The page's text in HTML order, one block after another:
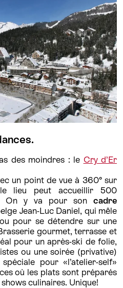
des moindres : le Cry d’Er
un point de vue à 360° sur
le lieu peut accueillir 500
On y va pour son cadre
Jean-Luc Daniel, qui mêle
pour se détendre sur une
gourmet, terrasse et
pour un après-ski de folie,
ou une soirée (privative)
pour «l’atelier-self»
où les plats sont préparés
culinaires. Unique!